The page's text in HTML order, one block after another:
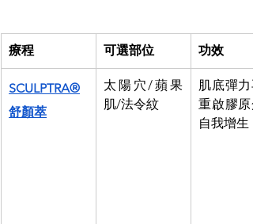
療程 可選部位 功效
SCULPTRA®
舒顏萃
太陽穴/蘋果
肌/法令紋
肌底彈力
重啟膠原
自我增生